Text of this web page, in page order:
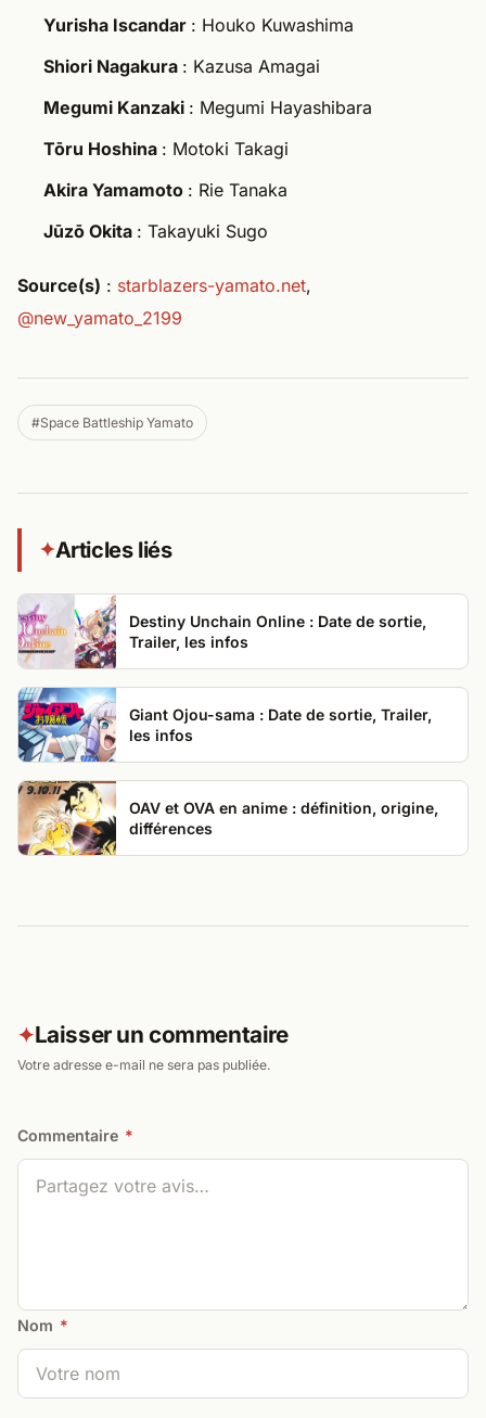
Yurisha Iscandar : Houko Kuwashima
Shiori Nagakura : Kazusa Amagai
Megumi Kanzaki : Megumi Hayashibara
Tōru Hoshina : Motoki Takagi
Akira Yamamoto : Rie Tanaka
Jūzō Okita : Takayuki Sugo
Source(s) : starblazers-yamato.net,
@new_yamato_2199
#Space Battleship Yamato
✦Articles liés
Destiny Unchain Online : Date de sortie,
Trailer, les infos
Giant Ojou-sama : Date de sortie, Trailer,
les infos
OAV et OVA en anime : définition, origine,
différences
✦Laisser un commentaire
Votre adresse e-mail ne sera pas publiée.
Commentaire *
Nom *